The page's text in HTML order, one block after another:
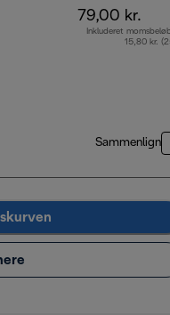
79,00 kr.
Inkluderet
15,80 kr.
Sammenlign